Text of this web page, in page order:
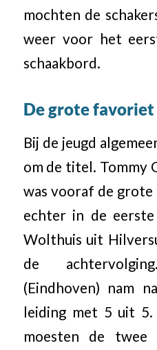
mochten de
weer voor het
schaakbord.
De grote favoriet
Bij de jeugd
om de titel. Tommy
was vooraf de
echter in de
Wolthuis uit
de
(Eindhoven) nam
leiding met 5 uit 5.
moesten de twee